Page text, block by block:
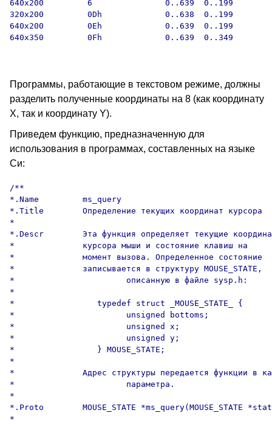
640x200         6               0..639  0..199
320x200         0Dh             0..638  0..199
640x200         0Eh             0..639  0..199
640x350         0Fh             0..639  0..349
Программы, работающие в текстовом режиме, должны
разделить полученные координаты на 8 (как координату
X, так и координату Y).
Приведем функцию, предназначенную для
использования в программах, составленных на языке
Си:
/**
*.Name         ms_query
*.Title        Определение текущих координат курсора
*
*.Descr        Эта функция определяет текущие
*              курсора мыши и состояние клавиш на
*              момент вызова. Определенное состояние
*              записывается в структуру MOUSE_STATE,
*                       описанную в файле sysp.h:
*
*                 typedef struct _MOUSE_STATE_ {
*                       unsigned bottoms;
*                       unsigned x;
*                       unsigned y;
*                 } MOUSE_STATE;
*
*              Адрес структуры передается функции в
*                       параметра.
*
*.Proto        MOUSE_STATE *ms_query(MOUSE_STATE
*